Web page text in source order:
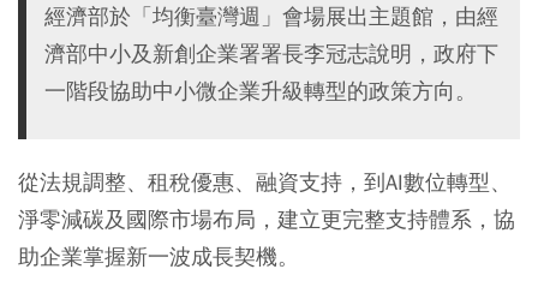
經濟部於「均衡臺灣週」會場展出主題館，由經
濟部中小及新創企業署署長李冠志說明，政府下
一階段協助中小微企業升級轉型的政策方向。
從法規調整、租稅優惠、融資支持，到AI數位轉型、
淨零減碳及國際市場布局，建立更完整支持體系，協
助企業掌握新一波成長契機。